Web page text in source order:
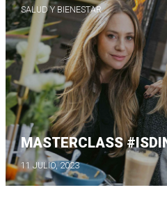
SALUD Y BIENESTAR
MASTERCLASS
11 JULIO, 2023